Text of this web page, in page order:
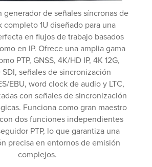
generador de señales síncronas de
completo 1U diseñado para una
en flujos de trabajo basados
en IP. Ofrece una amplia gama
PTP, GNSS, 4K/HD IP, 4K 12G,
SDI, señales de sincronización
EBU, word clock de audio y LTC,
con señales de sincronización
Funciona como gran maestro
dos funciones independientes
PTP, lo que garantiza una
precisa en entornos de emisión
complejos.